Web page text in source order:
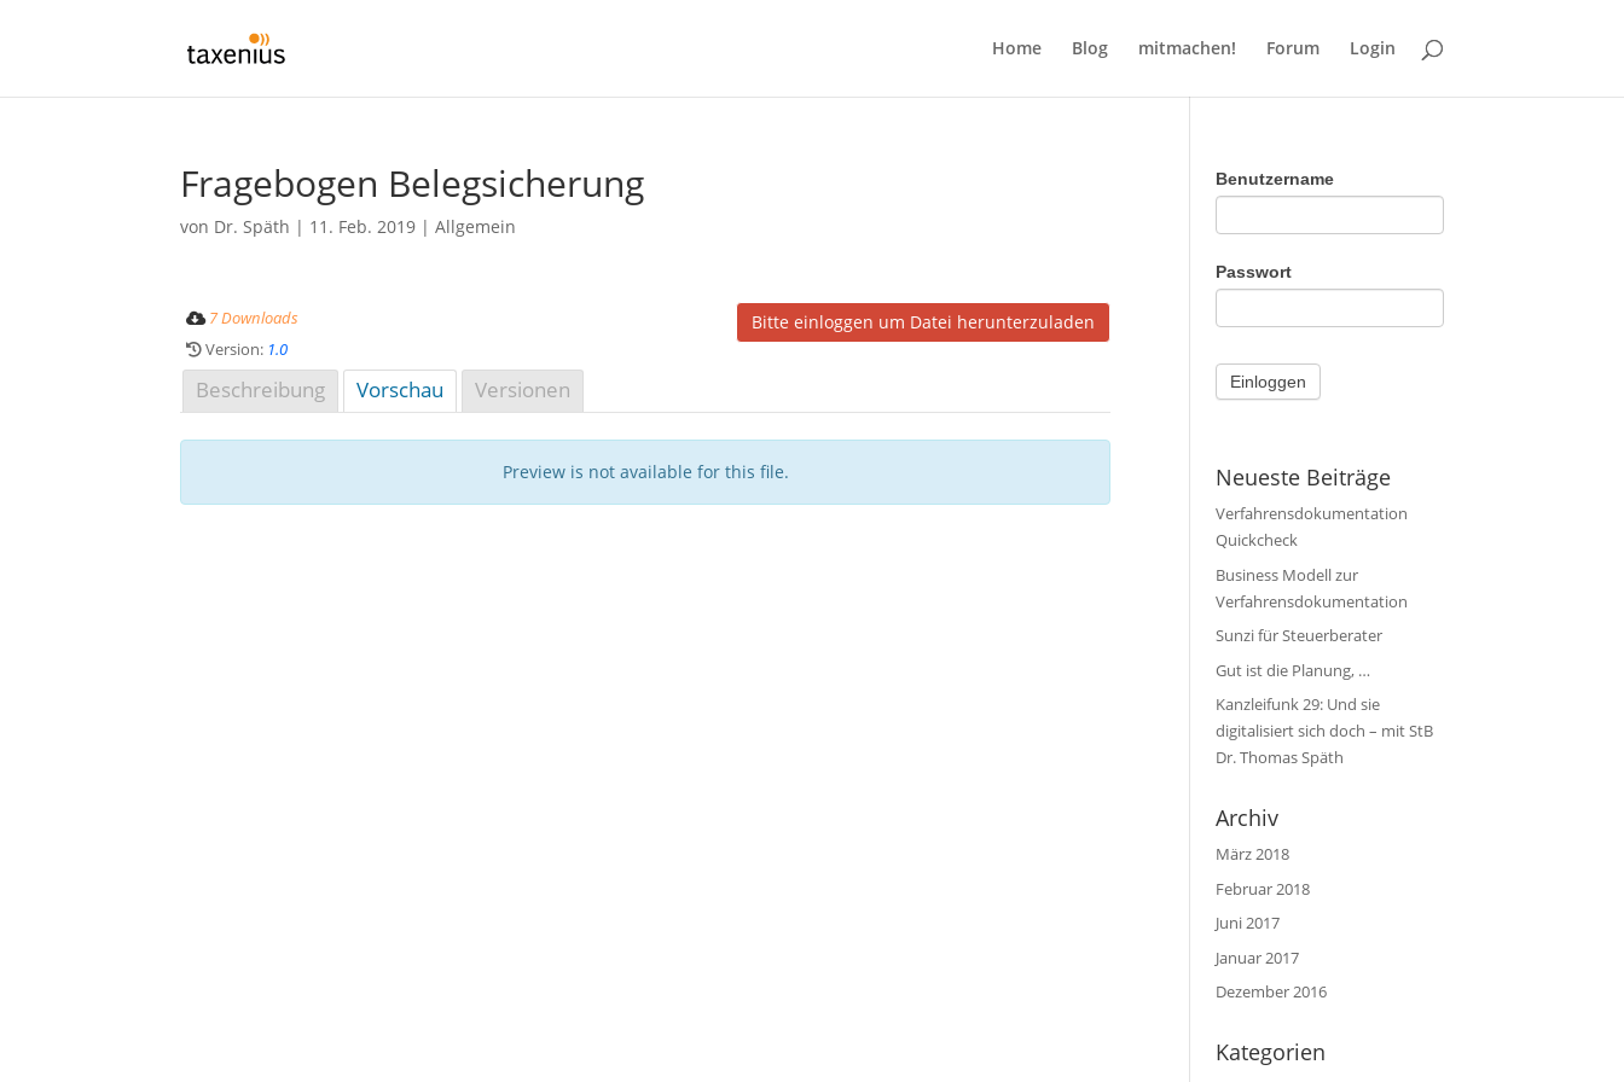
Home Blog mitmachen! Forum Login
Fragebogen Belegsicherung
von Dr. Späth | 11. Feb. 2019 | Allgemein
Bitte einloggen um Datei herunterzuladen
7 Downloads
Version: 1.0
Beschreibung Vorschau Versionen
Preview is not available for this file.
Benutzername
Passwort
Neueste Beiträge
Verfahrensdokumentation
Quickcheck
Business Modell zur
Verfahrensdokumentation
Sunzi für Steuerberater
Gut ist die Planung, …
Kanzleifunk 29: Und sie
digitalisiert sich doch – mit StB
Dr. Thomas Späth
Archiv
März 2018
Februar 2018
Juni 2017
Januar 2017
Dezember 2016
Kategorien